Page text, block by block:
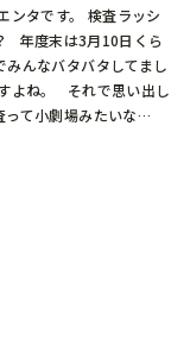
ンタです。 検査ラッシ
年度末は3月10日くら
みんなバタバタしてまし
よね。 それで思い出し
って小劇場みたいな…